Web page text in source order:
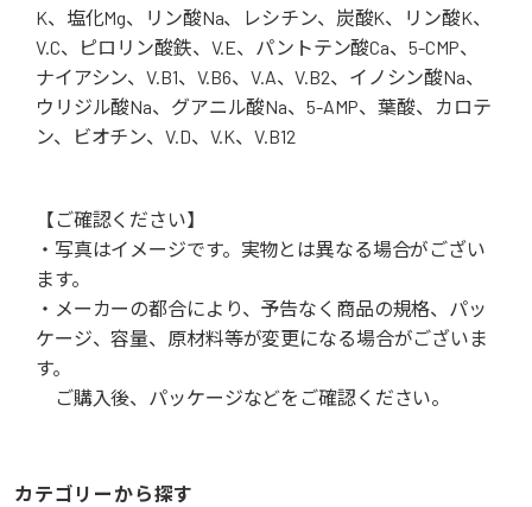
K、塩化Mg、リン酸Na、レシチン、炭酸K、リン酸K、
V.C、ピロリン酸鉄、V.E、パントテン酸Ca、5-CMP、
ナイアシン、V.B1、V.B6、V.A、V.B2、イノシン酸Na、
ウリジル酸Na、グアニル酸Na、5-AMP、葉酸、カロテ
ン、ビオチン、V.D、V.K、V.B12
【ご確認ください】
・写真はイメージです。実物とは異なる場合がござい
ます。
・メーカーの都合により、予告なく商品の規格、パッ
ケージ、容量、原材料等が変更になる場合がございま
す。
ご購入後、パッケージなどをご確認ください。
カテゴリーから探す